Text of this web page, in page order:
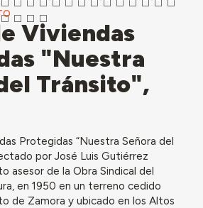
Viviendas
"Nuestra
Tránsito",
Protegidas “Nuestra Señora del
por José Luis Gutiérrez
asesor de la Obra Sindical del
en 1950 en un terreno cedido
de Zamora y ubicado en los Altos